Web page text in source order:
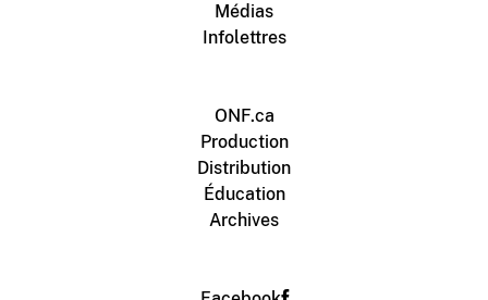
Médias
Infolettres
ONF.ca
Production
Distribution
Éducation
Archives